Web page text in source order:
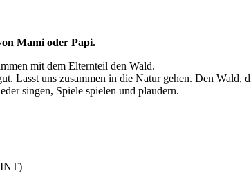
Mami oder Papi.
mit dem Elternteil den Wald.
Lasst uns zusammen in die Natur gehen. Den Wald,
singen, Spiele spielen und plaudern.